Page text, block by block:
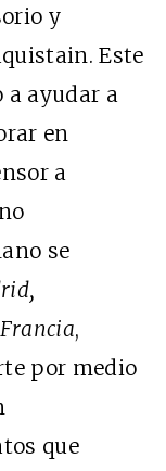
y
Este
a ayudar a
en
a
se
,
por medio
que